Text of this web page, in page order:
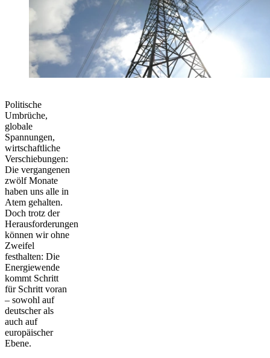
Politische
Umbrüche,
globale
Spannungen,
wirtschaftliche
Verschiebungen:
Die vergangenen
zwölf Monate
haben uns alle in
Atem gehalten.
Doch trotz der
Herausforderungen
können wir ohne
Zweifel
festhalten: Die
Energiewende
kommt Schritt
für Schritt voran
– sowohl auf
deutscher als
auch auf
europäischer
Ebene.